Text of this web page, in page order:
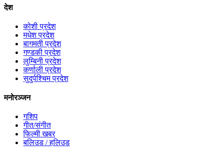
देश
कोशी प्रदेश
मधेश प्रदेश
बागमती प्रदेश
गण्डकी प्रदेश
लुम्बिनी प्रदेश
कर्णाली प्रदेश
सुदुर्पश्चिम प्रदेश
मनोरञ्जन
गशिप
गीत/संगीत
फिल्मी खबर
बलिउड / हलिउड